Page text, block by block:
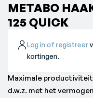
METABO
125 QUICK
Log in of registreer
kortingen.
Maximale
d.w.z. met het